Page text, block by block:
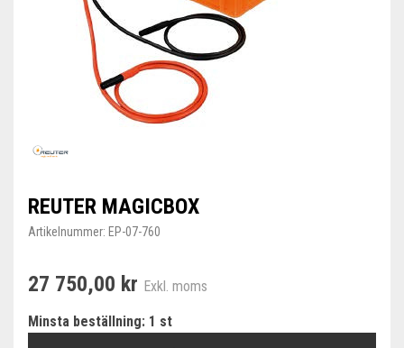
REUTER MAGICBOX
Artikelnummer: EP-07-760
27 750,00 kr Exkl. moms
Minsta beställning: 1 st